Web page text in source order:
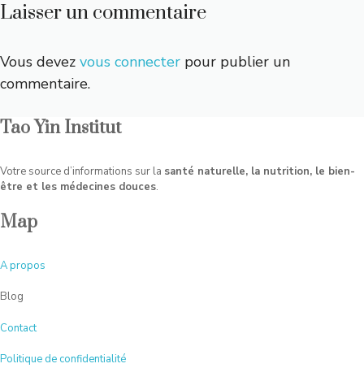
Laisser un commentaire
Vous devez vous connecter pour publier un
commentaire.
Tao Yin Institut
Votre source d’informations sur la santé naturelle, la nutrition, le bien-
être et les médecines douces.
Map
Apropos
Blog
Contact
Politique de confidentialité